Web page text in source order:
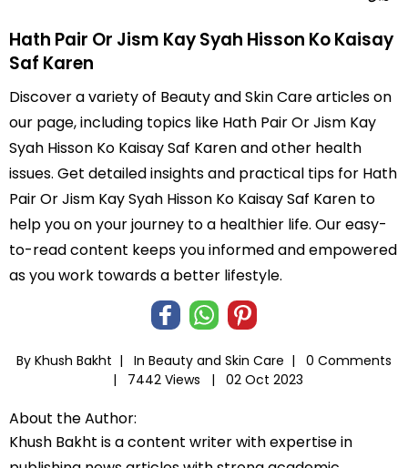
Hath Pair Or Jism Kay Syah Hisson Ko Kaisay
Saf Karen
Discover a variety of Beauty and Skin Care articles on
our page, including topics like Hath Pair Or Jism Kay
Syah Hisson Ko Kaisay Saf Karen and other health
issues. Get detailed insights and practical tips for Hath
Pair Or Jism Kay Syah Hisson Ko Kaisay Saf Karen to
help you on your journey to a healthier life. Our easy-
to-read content keeps you informed and empowered
as you work towards a better lifestyle.
By Khush Bakht | In Beauty and Skin Care |
0 Comments
|
7442 Views | 02 Oct 2023
About the Author:
Khush Bakht is a content writer with expertise in